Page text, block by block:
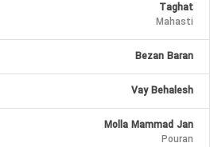
Taghat
Mahasti
Bezan Baran
Vay Behalesh
Molla Mammad Jan
Pouran